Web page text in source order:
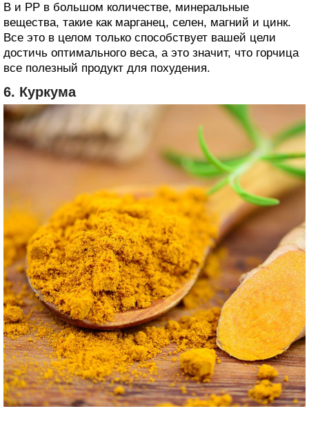
В и РР в большом количестве, минеральные
вещества, такие как марганец, селен, магний и цинк.
Все это в целом только способствует вашей цели
достичь оптимального веса, а это значит, что горчица
все полезный продукт для похудения.
6. Куркума